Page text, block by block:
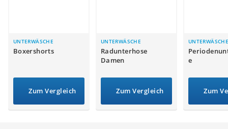
Gesundheitsschuhe
Service
UNTERWÄSCHE
Boxershorts
Zum Vergleich
UNTERWÄSCHE
Radunterhose
Damen
Zum Vergleich
UNTERWÄSCHE
e
Zum